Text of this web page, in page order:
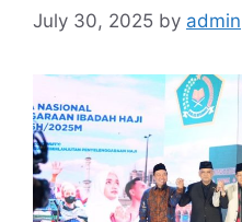
July 30, 2025 by admin